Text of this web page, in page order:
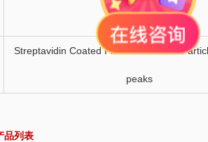
Streptavidin Coated Fluorescent Pink
peaks
品列表